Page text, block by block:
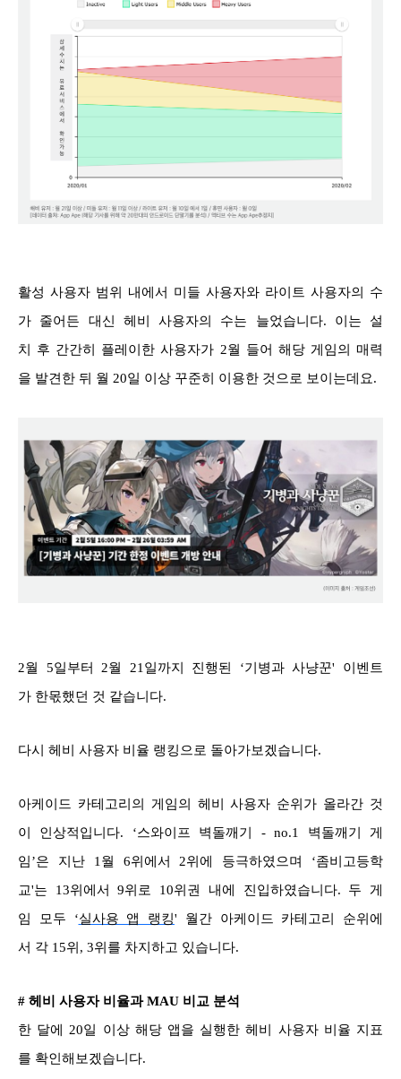
활성 사용자 범위 내에서 미들 사용자와 라이트 사용자의 수
가 줄어든 대신 헤비 사용자의 수는 늘었습니다. 이는 설
치 후 간간히 플레이한 사용자가 2월 들어 해당 게임의 매력
을 발견한 뒤 월 20일 이상 꾸준히 이용한 것으로 보이는데요.
2월 5일부터 2월 21일까지 진행된 ‘기병과 사냥꾼' 이벤트
가 한몫했던 것 같습니다.
다시 헤비 사용자 비율 랭킹으로 돌아가보겠습니다.
아케이드 카테고리의 게임의 헤비 사용자 순위가 올라간 것
이 인상적입니다. ‘스와이프 벽돌깨기 - no.1 벽돌깨기 게
임’은 지난 1월 6위에서 2위에 등극하였으며 ‘좀비고등학
교'는 13위에서 9위로 10위권 내에 진입하였습니다. 두 게
임 모두 ‘실사용 앱 랭킹' 월간 아케이드 카테고리 순위에
서 각 15위, 3위를 차지하고 있습니다.
# 헤비 사용자 비율과 MAU 비교 분석
한 달에 20일 이상 해당 앱을 실행한 헤비 사용자 비율 지표
를 확인해보겠습니다.